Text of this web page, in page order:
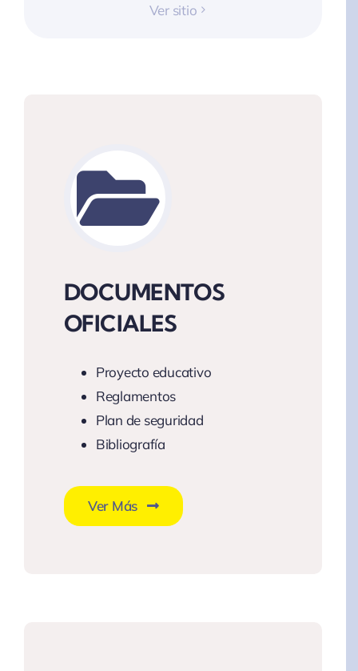
Ver sitio
DOCUMENTOS
OFICIALES
Proyecto educativo
Reglamentos
Plan de seguridad
Bibliografía
Ver Más